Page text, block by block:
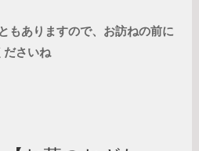
もありますので、お訪ねの前に
ださいね